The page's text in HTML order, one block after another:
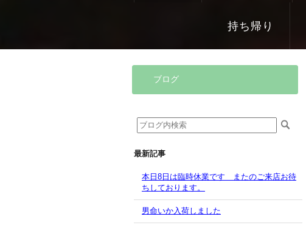
持ち帰り
ブログ
最新記事
本日8日は臨時休業です またのご来店お待
ちしております。
男命いか入荷しました